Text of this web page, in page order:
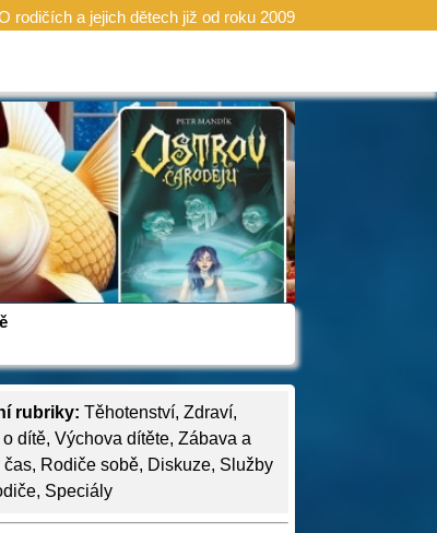
rodičích a jejich dětech již od roku 2009
rubriky: Těhotenství, Zdraví,
o dítě, Výchova dítěte, Zábava a
čas, Rodiče sobě, Diskuze, Služby
, Speciály